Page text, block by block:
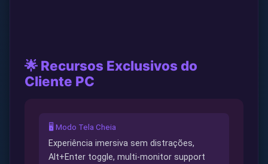
🌟 Recursos Exclusivos do
Cliente PC
🖥️ Modo Tela Cheia
Experiência imersiva sem distrações,
Alt+Enter toggle, multi-monitor support